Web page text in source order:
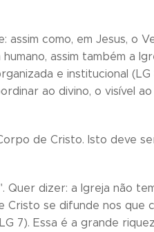
assim como, em Jesus, o
assim também a
e institucional (LG
ao divino, o visível ao
de Cristo. Isto deve
Quer dizer: a Igreja não
Cristo se difunde nos que
7). Essa é a grande